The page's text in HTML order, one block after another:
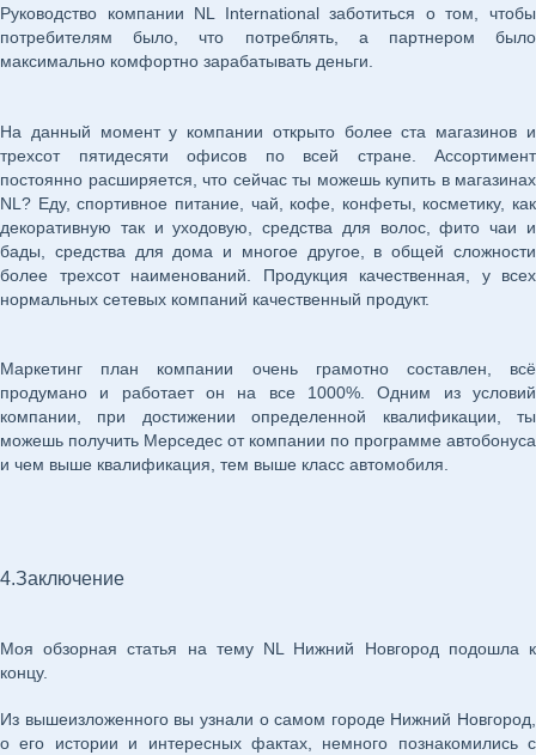
Руководство компании NL International заботиться о том, чтобы
потребителям было, что потреблять, а партнером было
максимально комфортно зарабатывать деньги.
На данный момент у компании открыто более ста магазинов и
трехсот пятидесяти офисов по всей стране. Ассортимент
постоянно расширяется, что сейчас ты можешь купить в магазинах
NL? Еду, спортивное питание, чай, кофе, конфеты, косметику, как
декоративную так и уходовую, средства для волос, фито чаи и
бады, средства для дома и многое другое, в общей сложности
более трехсот наименований. Продукция качественная, у всех
нормальных сетевых компаний качественный продукт.
Маркетинг план компании очень грамотно составлен, всё
продумано и работает он на все 1000%. Одним из условий
компании, при достижении определенной квалификации, ты
можешь получить Мерседес от компании по программе автобонуса
и чем выше квалификация, тем выше класс автомобиля.
4.Заключение
Моя обзорная статья на тему NL Нижний Новгород подошла к
концу.
Из вышеизложенного вы узнали о самом городе Нижний Новгород,
о его истории и интересных фактах, немного познакомились с